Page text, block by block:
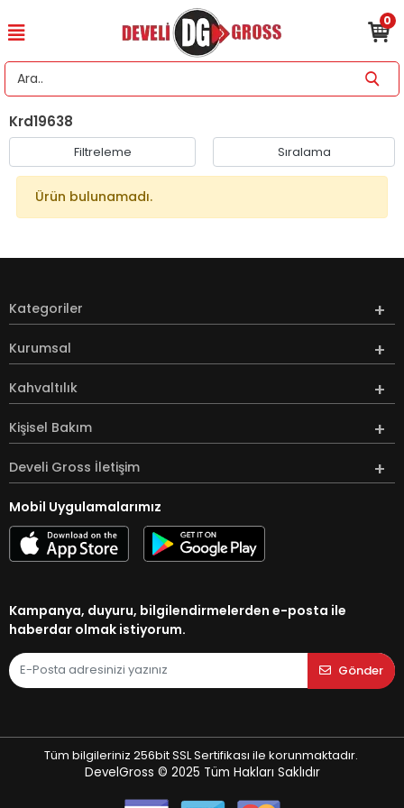
0
Krd19638
Filtreleme Sıralama
Ürün bulunamadı.
Kategoriler
Kurumsal
Kahvaltılık
Kişisel Bakım
Develi Gross İletişim
Mobil Uygulamalarımız
Kampanya, duyuru, bilgilendirmelerden e-posta ile
haberdar olmak istiyorum.
Gönder
Tüm bilgileriniz 256bit SSL Sertifikası ile korunmaktadır.
DevelGross © 2025 Tüm Hakları Saklıdır